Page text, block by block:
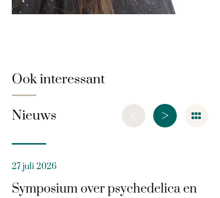
Ook interessant
Nieuws >
<
27 juli 2026
Symposium over psychedelica en